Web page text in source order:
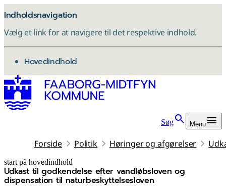
Indholdsnavigation
Vælg et link for at navigere til det respektive indhold.
gå til
Hovedindhold
Søg Menu
Forside Politik Høringer og afgørelser
start på hovedindhold
Udkast til godkendelse efter vandløbsloven og
dispensation til naturbeskyttelsesloven
senest opdateret 8. december 2025